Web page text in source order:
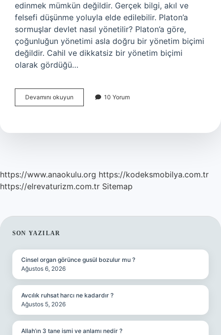
edinmek mümkün değildir. Gerçek bilgi, akıl ve
felsefi düşünme yoluyla elde edilebilir. Platon’a
sormuşlar devlet nasıl yönetilir? Platon’a göre,
çoğunluğun yönetimi asla doğru bir yönetim biçimi
değildir. Cahil ve dikkatsiz bir yönetim biçimi
olarak gördüğü…
Devamını okuyun
Devlet
10 Yorum
https://www.anaokulu.org https://kodeksmobilya.com.tr
https://elrevaturizm.com.tr Sitemap
SIDEBAR
SON YAZILAR
Cinsel organ görünce gusül bozulur mu ?
Ağustos 6, 2026
Avcılık ruhsat harcı ne kadardır ?
Ağustos 5, 2026
Allah’ın 3 tane ismi ve anlamı nedir ?